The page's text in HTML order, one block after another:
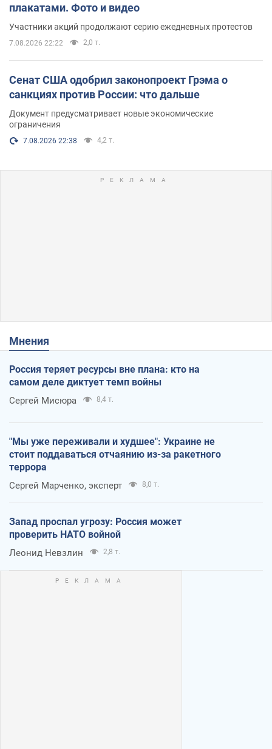
плакатами. Фото и видео
Участники акций продолжают серию ежедневных протестов
7.08.2026 22:22 2,0 т.
Сенат США одобрил законопроект Грэма о
санкциях против России: что дальше
Документ предусматривает новые экономические
ограничения
7.08.2026 22:38 4,2 т.
Мнения
Россия теряет ресурсы вне плана: кто на
самом деле диктует темп войны
Сергей Мисюра 8,4 т.
"Мы уже переживали и худшее": Украине не
стоит поддаваться отчаянию из-за ракетного
террора
Сергей Марченко, эксперт 8,0 т.
Запад проспал угрозу: Россия может
проверить НАТО войной
Леонид Невзлин 2,8 т.